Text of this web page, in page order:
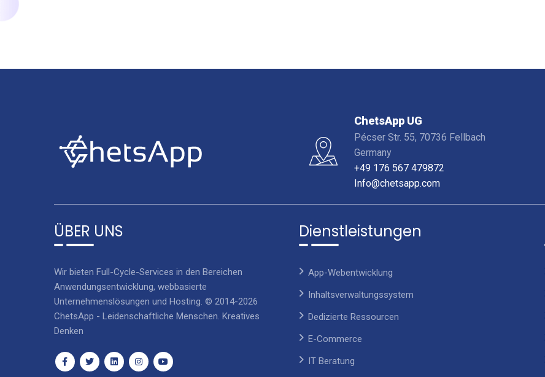
ChetsApp UG
Pécser Str. 55, 70736 Fellbach
Germany
+49 176 567 479872
Info@chetsapp.com
ÜBER UNS
Wir bieten Full-Cycle-Services in den Bereichen
Anwendungsentwicklung, webbasierte
Unternehmenslösungen und Hosting. © 2014-2026
ChetsApp - Leidenschaftliche Menschen. Kreatives
Denken
Dienstleistungen
App-Webentwicklung
Inhaltsverwaltungssystem
Dedizierte Ressourcen
E-Commerce
IT Beratung